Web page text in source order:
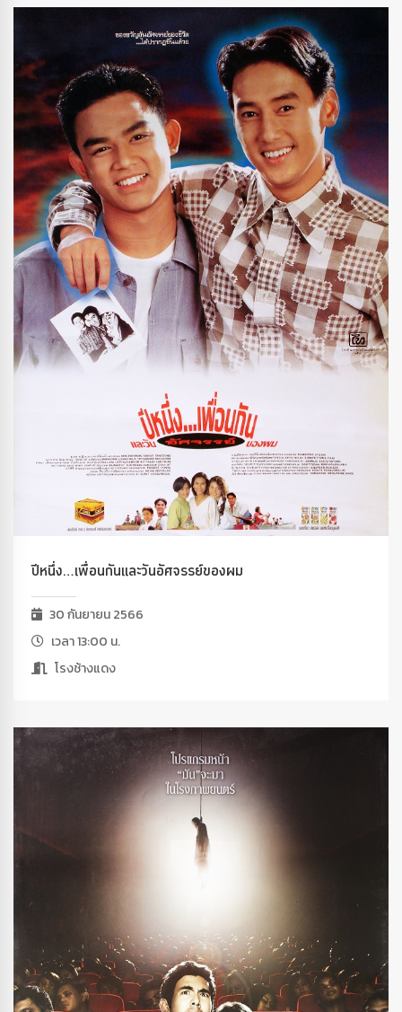
ปีหนึ่ง…เพื่อนกันและวันอัศจรรย์ของผม
30 กันยายน 2566
เวลา 13:00 น.
โรงช้างแดง